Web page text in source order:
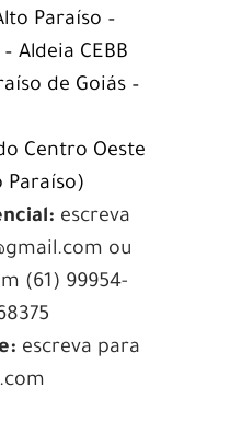
Paraíso –
Aldeia CEBB
de Goiás –
Centro Oeste
Paraíso)
escreva
ou
(61) 99954-
escreva para